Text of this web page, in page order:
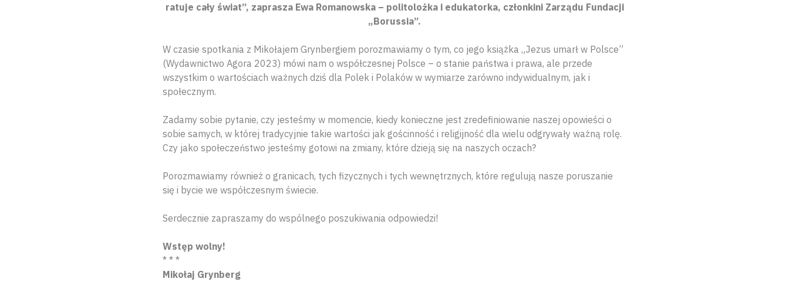
ratuje cały świat”, zaprasza Ewa Romanowska – politolożka i edukatorka, członkini Zarządu Fundacji
„Borussia”.
W czasie spotkania z Mikołajem Grynbergiem porozmawiamy o tym, co jego książka „Jezus umarł w Polsce”
(Wydawnictwo Agora 2023) mówi nam o współczesnej Polsce – o stanie państwa i prawa, ale przede
wszystkim o wartościach ważnych dziś dla Polek i Polaków w wymiarze zarówno indywidualnym, jak i
społecznym.
Zadamy sobie pytanie, czy jesteśmy w momencie, kiedy konieczne jest zredefiniowanie naszej opowieści o
sobie samych, w której tradycyjnie takie wartości jak gościnność i religijność dla wielu odgrywały ważną rolę.
Czy jako społeczeństwo jesteśmy gotowi na zmiany, które dzieją się na naszych oczach?
Porozmawiamy również o granicach, tych fizycznych i tych wewnętrznych, które regulują nasze poruszanie
się i bycie we współczesnym świecie.
Serdecznie zapraszamy do wspólnego poszukiwania odpowiedzi!
Wstęp wolny!
* * *
Mikołaj Grynberg